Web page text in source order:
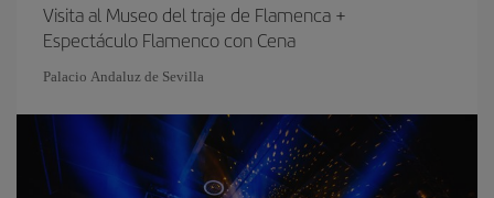
Visita al Museo del traje de Flamenca +
Espectáculo Flamenco con Cena
Palacio Andaluz de Sevilla